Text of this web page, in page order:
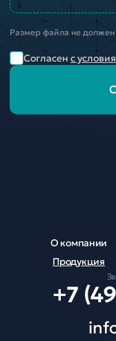
Размер файла не
Согласен с
О компании
Продукция
+7